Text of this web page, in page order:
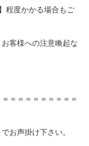
度かかる場合もご
客様への注意喚起な
＝＝＝＝＝＝＝＝＝
お声掛け下さい。